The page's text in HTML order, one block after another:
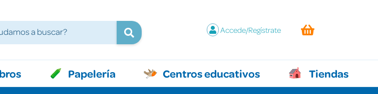
Accede/Regístrate
Papelería Centros educativos Tiendas